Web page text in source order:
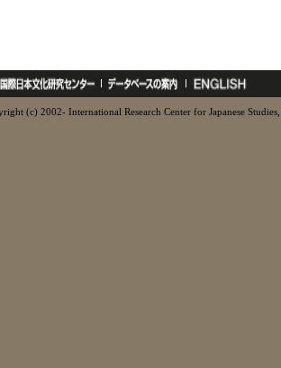
(c) 2002- International Research Center for Japanese